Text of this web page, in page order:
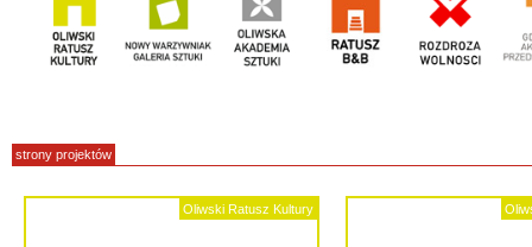
strony projektów
Oliwski Ratusz Kultury